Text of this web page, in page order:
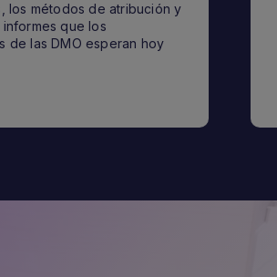
los métodos de atribución y
que los
de las DMO esperan hoy